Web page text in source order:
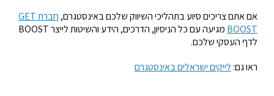
אם אתם צריכים סיוע בתהליכי השיווק שלכם באינסטגרם,
חברת GET
BOOST
מגיעה עם כל הניסיון, הדרכים, הידע והשיטות לייצר BOOST
לדף העסקי שלכם.
ראו גם: לייקים ישראלים באינסטגרם